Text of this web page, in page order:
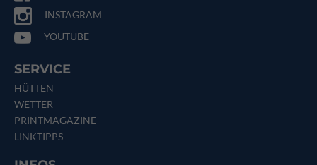
INSTAGRAM
YOUTUBE
SERVICE
HÜTTEN
WETTER
PRINTMAGAZINE
LINKTIPPS